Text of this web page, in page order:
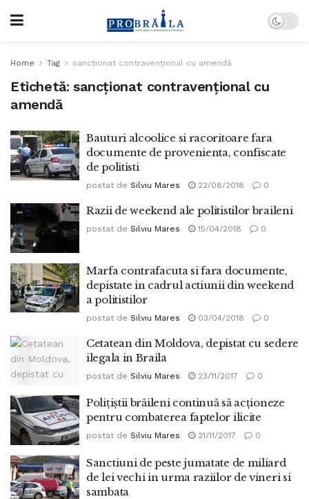
Home Tag sancționat contravențional cu amendă
Etichetă: sancționat contravențional cu
amendă
Bauturi alcoolice si racoritoare fara
documente de provenienta, confiscate
de politisti
postat de Silviu Mares 22/08/2018 0
Razii de weekend ale politistilor braileni
postat de Silviu Mares 15/04/2018 0
Marfa contrafacuta si fara documente,
depistate in cadrul actiunii din weekend
a politistilor
postat de Silviu Mares 03/04/2018 0
Cetatean din Moldova, depistat cu sedere
ilegala in Braila
postat de Silviu Mares 23/11/2017 0
Poliţiştii brăileni continuă să acţioneze
pentru combaterea faptelor ilicite
postat de Silviu Mares 21/11/2017 0
Sanctiuni de peste jumatate de miliard
de lei vechi in urma raziilor de vineri si
sambata